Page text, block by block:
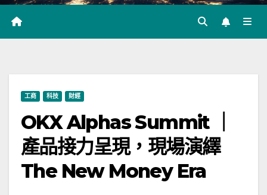
工商 科技 財經
OKX Alphas Summit ｜
產品接力呈現，現場演繹
The New Money Era